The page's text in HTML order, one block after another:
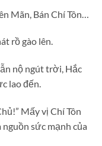
Mãn, Bán Chí Tôn…
rồ gào lên.
nộ ngút trời, Hắc
lao đến.
Mấy vị Chí Tôn
sức mạnh của